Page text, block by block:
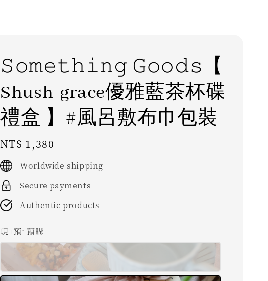
𝚂𝚘𝚖𝚎𝚝𝚑𝚒𝚗𝚐 𝙶𝚘𝚘𝚍𝚜【
Shush-grace優雅藍茶杯碟
禮盒 】#風呂敷布巾包裝
Regular
price
NT$ 1,380
Worldwide shipping
Secure payments
Authentic products
現+預: 預購